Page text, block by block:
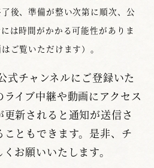
後、準備が整い次第に順次、公
は時間がかかる可能性がありま
ご覧いただけます）。
チャンネルにご登録いた
イブ中継や動画にアクセス
新されると通知が送信さ
ともできます。是非、チ
お願いいたします。